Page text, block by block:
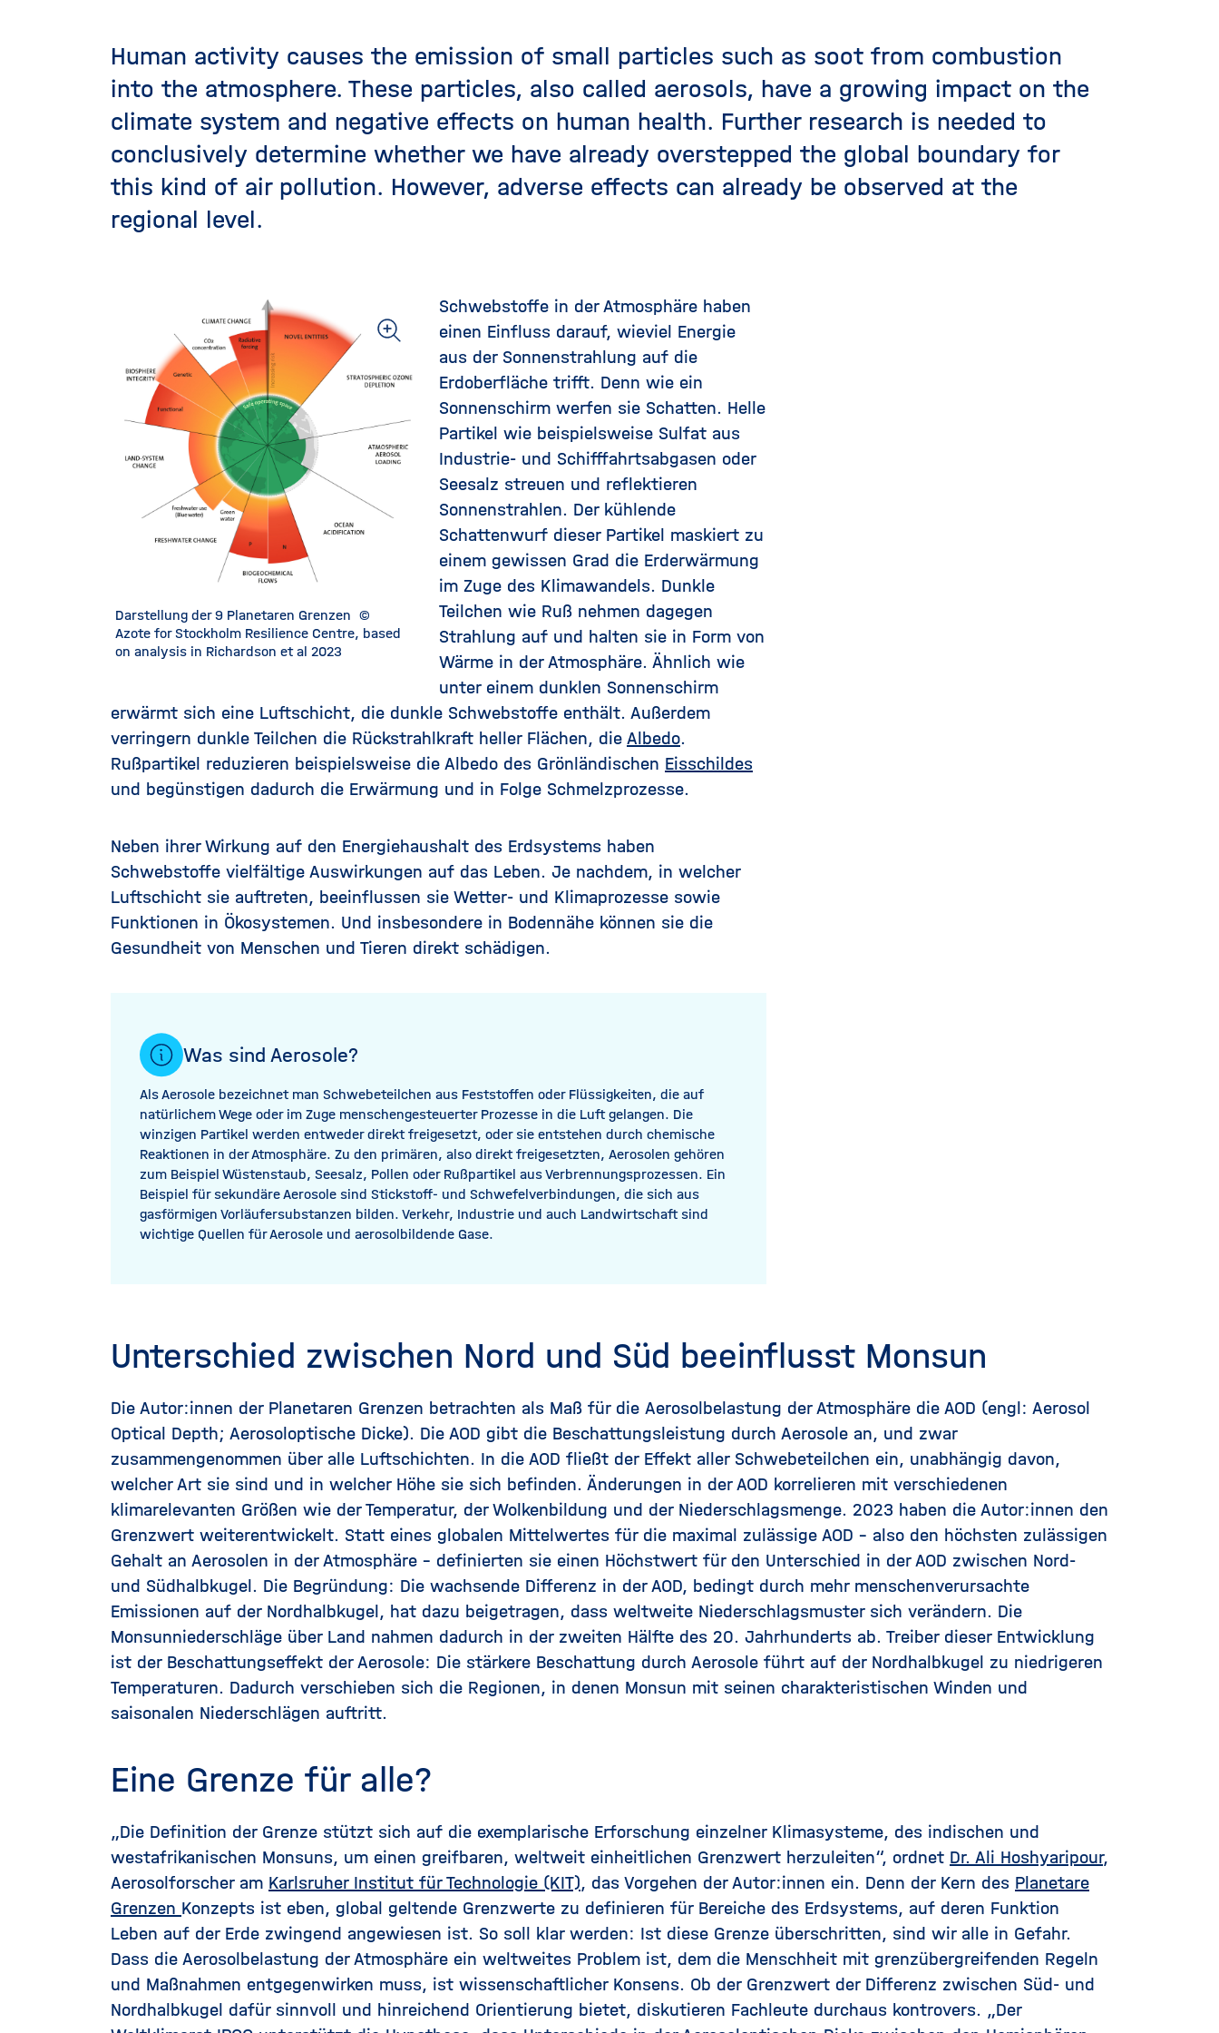
Human activity causes the emission of small particles such as soot from combustion
into the atmosphere. These particles, also called aerosols, have a growing impact on the
climate system and negative effects on human health. Further research is needed to
conclusively determine whether we have already overstepped the global boundary for
this kind of air pollution. However, adverse effects can already be observed at the
regional level.
Darstellung der 9 Planetaren Grenzen ©
Azote for Stockholm Resilience Centre, based
on analysis in Richardson et al 2023
Schwebstoffe in der Atmosphäre haben
einen Einfluss darauf, wieviel Energie
aus der Sonnenstrahlung auf die
Erdoberfläche trifft. Denn wie ein
Sonnenschirm werfen sie Schatten. Helle
Partikel wie beispielsweise Sulfat aus
Industrie- und Schifffahrtsabgasen oder
Seesalz streuen und reflektieren
Sonnenstrahlen. Der kühlende
Schattenwurf dieser Partikel maskiert zu
einem gewissen Grad die Erderwärmung
im Zuge des Klimawandels. Dunkle
Teilchen wie Ruß nehmen dagegen
Strahlung auf und halten sie in Form von
Wärme in der Atmosphäre. Ähnlich wie
unter einem dunklen Sonnenschirm
erwärmt sich eine Luftschicht, die dunkle Schwebstoffe enthält. Außerdem
verringern dunkle Teilchen die Rückstrahlkraft heller Flächen, die Albedo.
Rußpartikel reduzieren beispielsweise die Albedo des Grönländischen Eisschildes
und begünstigen dadurch die Erwärmung und in Folge Schmelzprozesse.
Neben ihrer Wirkung auf den Energiehaushalt des Erdsystems haben
Schwebstoffe vielfältige Auswirkungen auf das Leben. Je nachdem, in welcher
Luftschicht sie auftreten, beeinflussen sie Wetter- und Klimaprozesse sowie
Funktionen in Ökosystemen. Und insbesondere in Bodennähe können sie die
Gesundheit von Menschen und Tieren direkt schädigen.
Was sind Aerosole?
Als Aerosole bezeichnet man Schwebeteilchen aus Feststoffen oder Flüssigkeiten, die auf
natürlichem Wege oder im Zuge menschengesteuerter Prozesse in die Luft gelangen. Die
winzigen Partikel werden entweder direkt freigesetzt, oder sie entstehen durch chemische
Reaktionen in der Atmosphäre. Zu den primären, also direkt freigesetzten, Aerosolen gehören
zum Beispiel Wüstenstaub, Seesalz, Pollen oder Rußpartikel aus Verbrennungsprozessen. Ein
Beispiel für sekundäre Aerosole sind Stickstoff- und Schwefelverbindungen, die sich aus
gasförmigen Vorläufersubstanzen bilden. Verkehr, Industrie und auch Landwirtschaft sind
wichtige Quellen für Aerosole und aerosolbildende Gase.
Unterschied zwischen Nord und Süd beeinflusst Monsun
Die Autor:innen der Planetaren Grenzen betrachten als Maß für die Aerosolbelastung der Atmosphäre die AOD (engl: Aerosol
Optical Depth; Aerosoloptische Dicke). Die AOD gibt die Beschattungsleistung durch Aerosole an, und zwar
zusammengenommen über alle Luftschichten. In die AOD fließt der Effekt aller Schwebeteilchen ein, unabhängig davon,
welcher Art sie sind und in welcher Höhe sie sich befinden. Änderungen in der AOD korrelieren mit verschiedenen
klimarelevanten Größen wie der Temperatur, der Wolkenbildung und der Niederschlagsmenge. 2023 haben die Autor:innen den
Grenzwert weiterentwickelt. Statt eines globalen Mittelwertes für die maximal zulässige AOD – also den höchsten zulässigen
Gehalt an Aerosolen in der Atmosphäre – definierten sie einen Höchstwert für den Unterschied in der AOD zwischen Nord-
und Südhalbkugel. Die Begründung: Die wachsende Differenz in der AOD, bedingt durch mehr menschenverursachte
Emissionen auf der Nordhalbkugel, hat dazu beigetragen, dass weltweite Niederschlagsmuster sich verändern. Die
Monsunniederschläge über Land nahmen dadurch in der zweiten Hälfte des 20. Jahrhunderts ab. Treiber dieser Entwicklung
ist der Beschattungseffekt der Aerosole: Die stärkere Beschattung durch Aerosole führt auf der Nordhalbkugel zu niedrigeren
Temperaturen. Dadurch verschieben sich die Regionen, in denen Monsun mit seinen charakteristischen Winden und
saisonalen Niederschlägen auftritt.
Eine Grenze für alle?
„Die Definition der Grenze stützt sich auf die exemplarische Erforschung einzelner Klimasysteme, des indischen und
westafrikanischen Monsuns, um einen greifbaren, weltweit einheitlichen Grenzwert herzuleiten“, ordnet Dr. Ali Hoshyaripour,
Aerosolforscher am Karlsruher Institut für Technologie (KIT), das Vorgehen der Autor:innen ein. Denn der Kern des Planetare
Grenzen Konzepts ist eben, global geltende Grenzwerte zu definieren für Bereiche des Erdsystems, auf deren Funktion
Leben auf der Erde zwingend angewiesen ist. So soll klar werden: Ist diese Grenze überschritten, sind wir alle in Gefahr.
Dass die Aerosolbelastung der Atmosphäre ein weltweites Problem ist, dem die Menschheit mit grenzübergreifenden Regeln
und Maßnahmen entgegenwirken muss, ist wissenschaftlicher Konsens. Ob der Grenzwert der Differenz zwischen Süd- und
Nordhalbkugel dafür sinnvoll und hinreichend Orientierung bietet, diskutieren Fachleute durchaus kontrovers. „Der